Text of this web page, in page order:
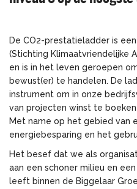
De CO2-prestatieladder is
(Stichting Klimaatvriendelijke
en is in het leven geroepen
bewust(er) te handelen. De
instrument om in onze
van projecten winst te
Met name op het gebied van
energiebesparing en het
Het besef dat we als
aan een schoner milieu en
leeft binnen de Biggelaar